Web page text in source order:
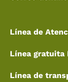
Línea de
Línea gratuita
Línea de